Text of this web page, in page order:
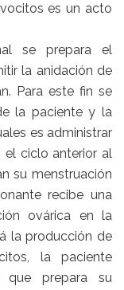
es un acto
se prepara el
la anidación de
Para este fin se
la paciente y la
es administrar
el ciclo anterior al
su menstruación
recibe una
ovárica en la
la producción de
la paciente
que prepara su